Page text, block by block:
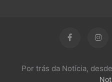
Por trás da Notícia,